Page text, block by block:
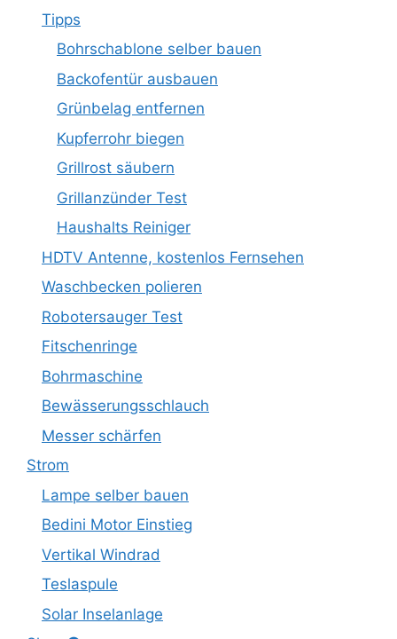
Tipps
Bohrschablone selber bauen
Backofentür ausbauen
Grünbelag entfernen
Kupferrohr biegen
Grillrost säubern
Grillanzünder Test
Haushalts Reiniger
HDTV Antenne, kostenlos Fernsehen
Waschbecken polieren
Robotersauger Test
Fitschenringe
Bohrmaschine
Bewässerungsschlauch
Messer schärfen
Strom
Lampe selber bauen
Bedini Motor Einstieg
Vertikal Windrad
Teslaspule
Solar Inselanlage